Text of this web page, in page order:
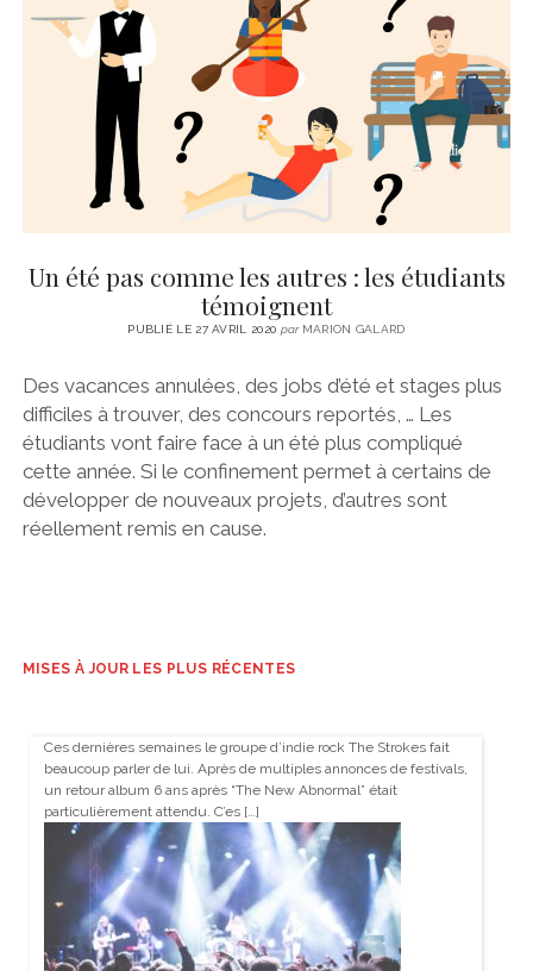
CINÉMA
LITTÉRATURE
ÉCONOMIE
SPORT
MÉDIAS
SANTÉ
instagram
email
Un été pas comme les autres : les étudiants
témoignent
PUBLIÉ LE 27 AVRIL 2020 parMARION GALARD
Des vacances annulées, des jobs d’été et stages plus
difficiles à trouver, des concours reportés, … Les
étudiants vont faire face à un été plus compliqué
cette année. Si le confinement permet à certains de
développer de nouveaux projets, d’autres sont
réellement remis en cause.
MISES À JOUR LES PLUS RÉCENTES
Ces dernières semaines le groupe d’indie rock The Strokes fait
beaucoup parler de lui. Après de multiples annonces de festivals,
un retour album 6 ans après “The New Abnormal” était
particulièrement attendu. C’es […]